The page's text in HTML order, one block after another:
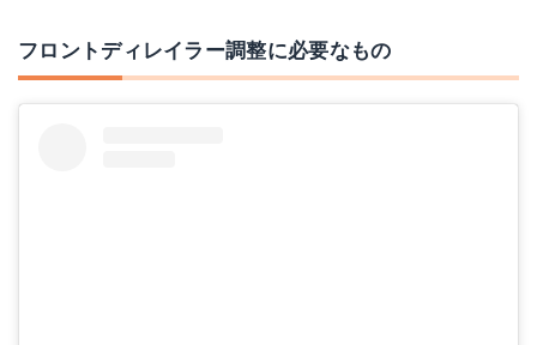
フロントディレイラー調整に必要なもの